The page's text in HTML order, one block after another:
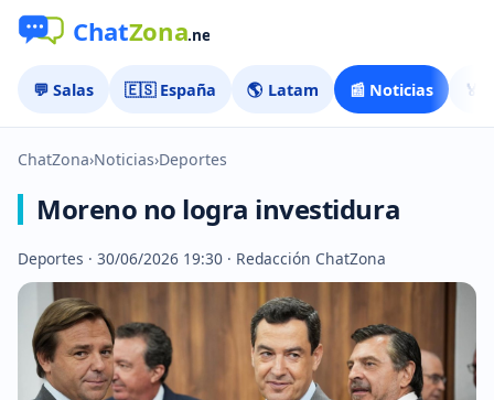
💬 Salas 🇪🇸 España 🌎 Latam 📰 Noticias 🏅
ChatZona›Noticias›Deportes
Moreno no logra investidura
Deportes · 30/06/2026 19:30 · Redacción ChatZona